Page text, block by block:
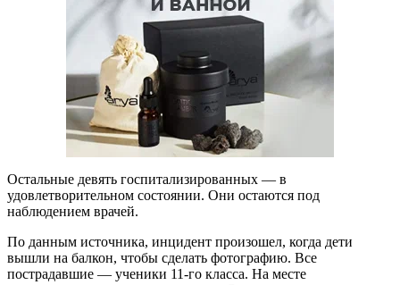
Остальные девять госпитализированных — в
удовлетворительном состоянии. Они остаются под
наблюдением врачей.
По данным источника, инцидент произошел, когда дети
вышли на балкон, чтобы сделать фотографию. Все
пострадавшие — ученики 11-го класса. На месте